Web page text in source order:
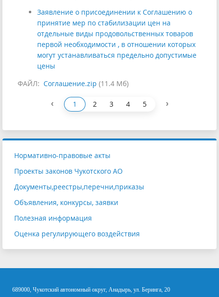
Заявление о присоединении к Соглашению о
принятие мер по стабилизации цен на
отдельные виды продовольственных товаров
первой необходимости , в отношении которых
могут устанавливаться предельно допустимые
цены
ФАЙЛ: Соглашение.zip (11.4 Мб)
‹ 1 2 3 4 5 ›
Нормативно-правовые акты
Проекты законов Чукотского АО
Документы,реестры,перечни,приказы
Объявления, конкурсы, заявки
Полезная информация
Оценка регулирующего воздействия
689000, Чукотский автономный округ, Анадырь, ул. Беринга, 20